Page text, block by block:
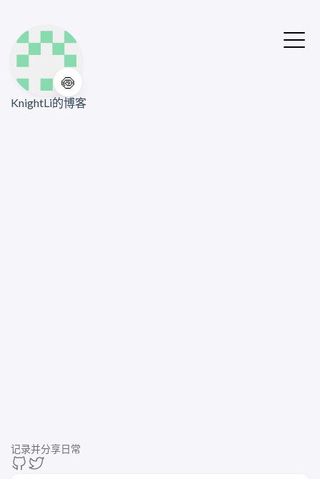
🍥
KnightLi的博客
记录并分享日常